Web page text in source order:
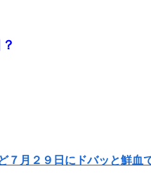
なるwww
７月２９日にドバッと鮮血